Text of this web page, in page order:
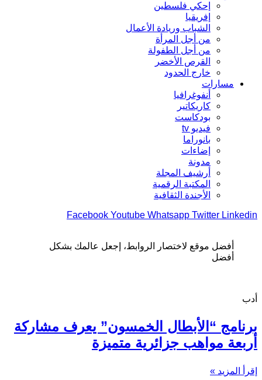
إحكي فلسطين
إفريقيا
الشباب وريادة الأعمال
من أجل المرأة
من أجل الطفولة
القرص الأخضر
خارج الحدود
مسارات
أنفوغرافيا
كاريكاتير
بودكاست
فيديو tv
بانوراما
إضاءات
مدونة
أرشيف المجلة
المكتبة الرقمية
الأجندة الثقافية
Facebook Youtube Whatsapp Twitter Linkedin
أفضل موقع لاختصار الروابط، إجعل عالمك بشكل
أفضل
أدب
برنامج “الأبطال الخمسون” يعرف مشاركة
أربعة مواهب جزائرية متميزة
إقرأ المزيد »